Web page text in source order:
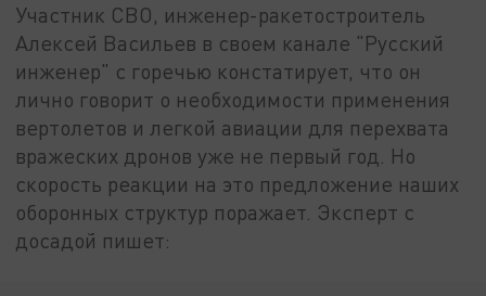
Участник СВО, инженер-ракетостроитель
Алексей Васильев в своем канале "Русский
инженер" с горечью констатирует, что он
лично говорит о необходимости применения
вертолетов и легкой авиации для перехвата
вражеских дронов уже не первый год. Но
скорость реакции на это предложение наших
оборонных структур поражает. Эксперт с
досадой пишет: